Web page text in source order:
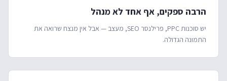
הרבה ספקים, אף אחד לא מנהל
יש סוכנות PPC, פרילנסר SEO, מעצב — אבל אין מנצח שרואה את
התמונה הגדולה.